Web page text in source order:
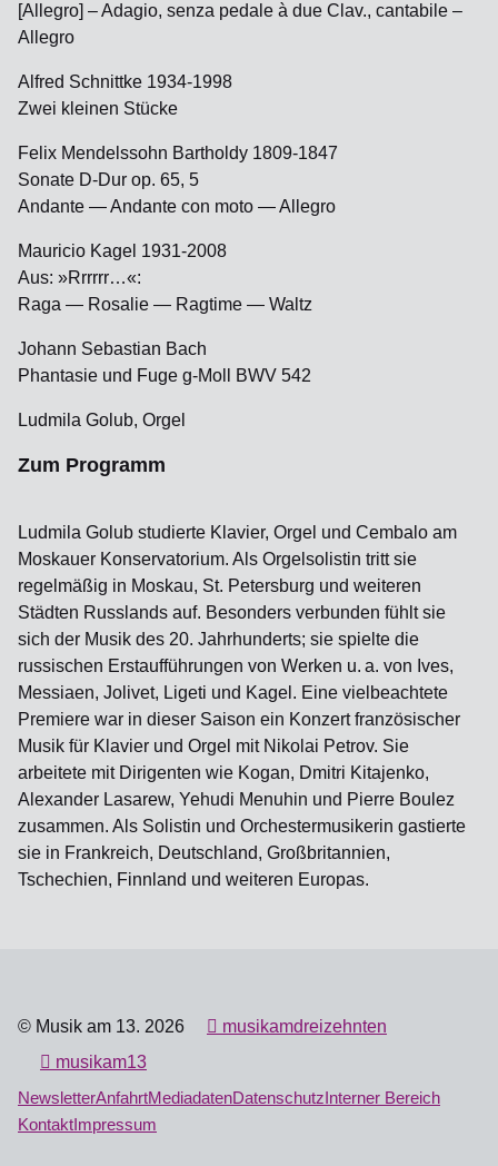
[Allegro] – Adagio, senza pedale à due Clav., cantabile –
Allegro
Alfred Schnittke 1934-1998
Zwei kleinen Stücke
Felix Mendelssohn Bartholdy 1809-1847
Sonate D-Dur op. 65, 5
Andante — Andante con moto — Allegro
Mauricio Kagel 1931-2008
Aus: »Rrrrrr…«:
Raga — Rosalie — Ragtime — Waltz
Johann Sebastian Bach
Phantasie und Fuge g-Moll BWV 542
Ludmila Golub, Orgel
Zum Programm
Ludmila Golub studierte Klavier, Orgel und Cembalo am
Moskauer Konservatorium. Als Orgelsolistin tritt sie
regelmäßig in Moskau, St. Petersburg und weiteren
Städten Russlands auf. Besonders verbunden fühlt sie
sich der Musik des 20. Jahrhunderts; sie spielte die
russischen Erstaufführungen von Werken u. a. von Ives,
Messiaen, Jolivet, Ligeti und Kagel. Eine vielbeachtete
Premiere war in dieser Saison ein Konzert französischer
Musik für Klavier und Orgel mit Nikolai Petrov. Sie
arbeitete mit Dirigenten wie Kogan, Dmitri Kitajenko,
Alexander Lasarew, Yehudi Menuhin und Pierre Boulez
zusammen. Als Solistin und Orchestermusikerin gastierte
sie in Frankreich, Deutschland, Großbritannien,
Tschechien, Finnland und weiteren Europas.
© Musik am 13. 2026
musikamdreizehnten
musikam13
NewsletterAnfahrtMediadatenDatenschutzInterner Bereich
KontaktImpressum